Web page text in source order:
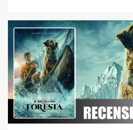
decennale carriera, a sfornare
l'altro, ed è curioso che, almeno
[']